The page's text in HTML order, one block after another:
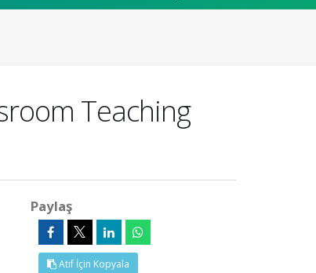
Teaching
Paylaş
Atıf İçin Kopyala